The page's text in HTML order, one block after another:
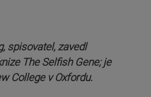
spisovatel, zavedl
The Selfish Gene; je
College v Oxfordu.